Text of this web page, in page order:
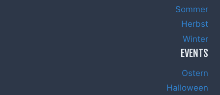
Sommer
Herbst
Winter
EVENTS
Ostern
Halloween